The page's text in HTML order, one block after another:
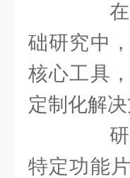
在蛋
础研究中
核心工具
定制化解决
研究
特定功能